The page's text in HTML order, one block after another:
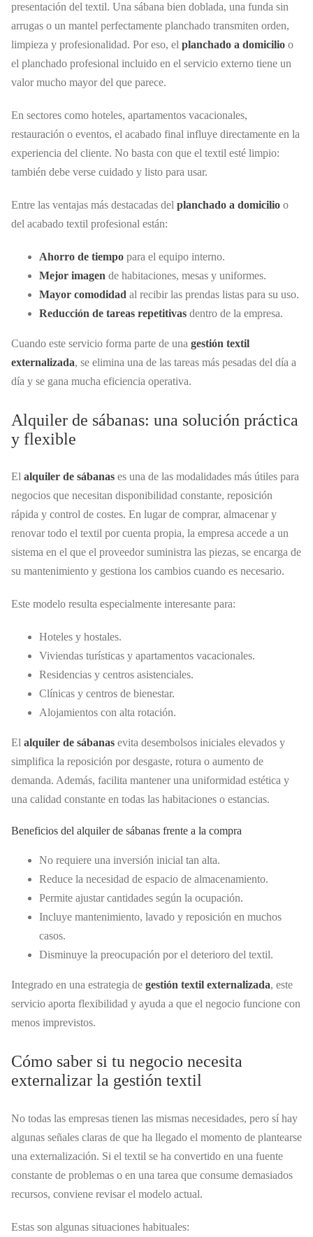
presentación del textil. Una sábana bien doblada, una funda sin
arrugas o un mantel perfectamente planchado transmiten orden,
limpieza y profesionalidad. Por eso, el planchado a domicilio o
el planchado profesional incluido en el servicio externo tiene un
valor mucho mayor del que parece.
En sectores como hoteles, apartamentos vacacionales,
restauración o eventos, el acabado final influye directamente en la
experiencia del cliente. No basta con que el textil esté limpio:
también debe verse cuidado y listo para usar.
Entre las ventajas más destacadas del planchado a domicilio o
del acabado textil profesional están:
Ahorro de tiempo para el equipo interno.
Mejor imagen de habitaciones, mesas y uniformes.
Mayor comodidad al recibir las prendas listas para su uso.
Reducción de tareas repetitivas dentro de la empresa.
Cuando este servicio forma parte de una gestión textil
externalizada, se elimina una de las tareas más pesadas del día a
día y se gana mucha eficiencia operativa.
Alquiler de sábanas: una solución práctica
y flexible
El alquiler de sábanas es una de las modalidades más útiles para
negocios que necesitan disponibilidad constante, reposición
rápida y control de costes. En lugar de comprar, almacenar y
renovar todo el textil por cuenta propia, la empresa accede a un
sistema en el que el proveedor suministra las piezas, se encarga de
su mantenimiento y gestiona los cambios cuando es necesario.
Este modelo resulta especialmente interesante para:
Hoteles y hostales.
Viviendas turísticas y apartamentos vacacionales.
Residencias y centros asistenciales.
Clínicas y centros de bienestar.
Alojamientos con alta rotación.
El alquiler de sábanas evita desembolsos iniciales elevados y
simplifica la reposición por desgaste, rotura o aumento de
demanda. Además, facilita mantener una uniformidad estética y
una calidad constante en todas las habitaciones o estancias.
Beneficios del alquiler de sábanas frente a la compra
No requiere una inversión inicial tan alta.
Reduce la necesidad de espacio de almacenamiento.
Permite ajustar cantidades según la ocupación.
Incluye mantenimiento, lavado y reposición en muchos
casos.
Disminuye la preocupación por el deterioro del textil.
Integrado en una estrategia de gestión textil externalizada, este
servicio aporta flexibilidad y ayuda a que el negocio funcione con
menos imprevistos.
Cómo saber si tu negocio necesita
externalizar la gestión textil
No todas las empresas tienen las mismas necesidades, pero sí hay
algunas señales claras de que ha llegado el momento de plantearse
una externalización. Si el textil se ha convertido en una fuente
constante de problemas o en una tarea que consume demasiados
recursos, conviene revisar el modelo actual.
Estas son algunas situaciones habituales: